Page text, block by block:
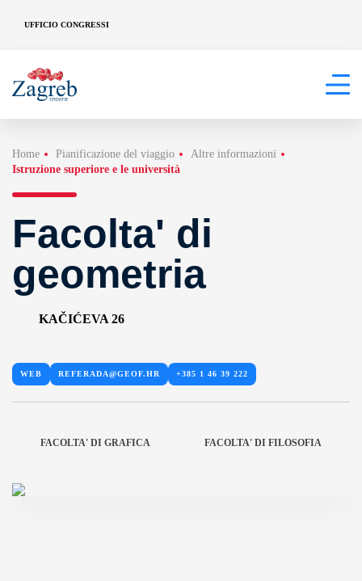
UFFICIO CONGRESSI
Home Pianificazione del viaggio
Altre informazioni
Istruzione superiore e le università
Facolta' di
geometria
KAČIĆEVA 26
WEB REFERADA@GEOF.HR +385 1 46 39 222
FACOLTA' DI GRAFICA FACOLTA' DI FILOSOFIA